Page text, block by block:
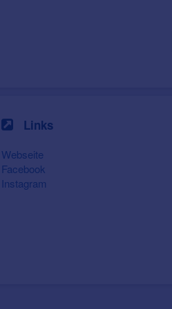
Links
Webseite
Facebook
Instagram